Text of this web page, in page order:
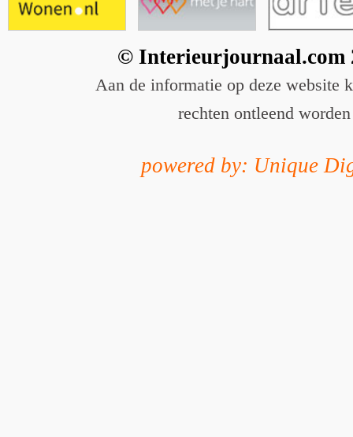
© Interieurjournaal.com
Aan de informatie op deze website
rechten ontleend worden
powered by: Unique